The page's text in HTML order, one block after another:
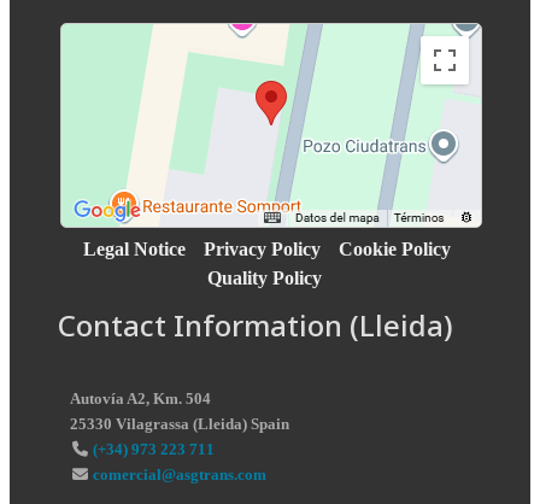
Legal Notice Privacy Policy
Cookie Policy
Quality Policy
Contact Information (Lleida)
Autovía A2, Km. 504
25330 Vilagrassa (Lleida) Spain
(+34) 973 223 711
comercial@asgtrans.com